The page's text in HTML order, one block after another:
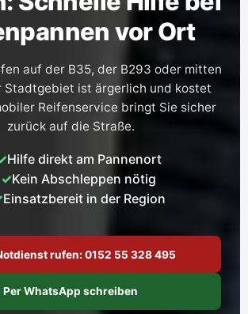
vor Ort
auf der B35, der B293 oder mitten
Stadtgebiet ist ärgerlich und kostet
Reifenservice bringt Sie sicher
zurück auf die Straße.
Hilfe direkt am Pannenort
Kein Abschleppen nötig
Einsatzbereit in der Region
rufen: 0152 55 328 495
Per WhatsApp schreiben